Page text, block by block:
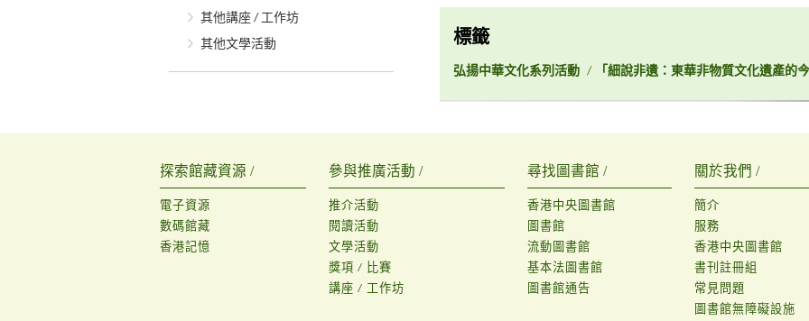
其他講座 / 工作坊
其他文學活動
標籤
弘揚中華文化系列活動 / 「細說非遺：東華非物質文化遺產的
探索館藏資源 /
電子資源
數碼館藏
香港記憶
參與推廣活動 /
推介活動
閱讀活動
文學活動
獎項 / 比賽
講座 / 工作坊
尋找圖書館 /
香港中央圖書館
圖書館
流動圖書館
基本法圖書館
圖書館通告
關於我們 /
簡介
服務
香港中央圖書館
書刊註冊組
常見問題
圖書館無障礙設施